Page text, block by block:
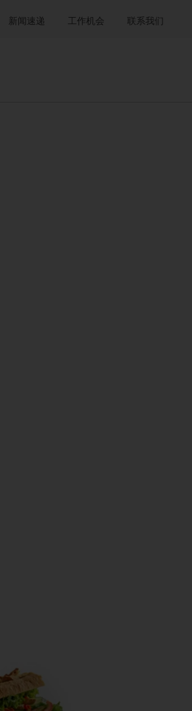
新闻速递 工作机会 联系我们